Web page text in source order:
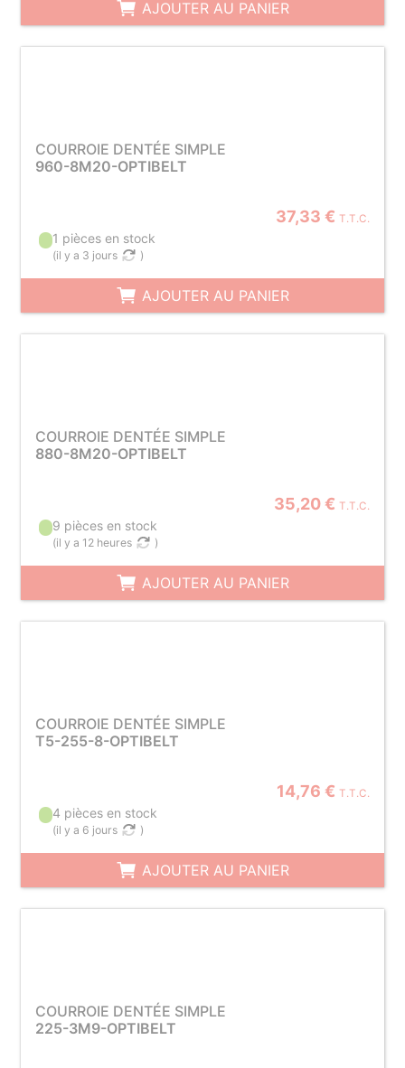
AJOUTER AU PANIER
COURROIE DENTÉE SIMPLE
960-8M20-OPTIBELT
37,33 € T.T.C.
1 pièces en stock
(il y a 3 jours )
AJOUTER AU PANIER
COURROIE DENTÉE SIMPLE
880-8M20-OPTIBELT
35,20 € T.T.C.
9 pièces en stock
(il y a 12 heures )
AJOUTER AU PANIER
COURROIE DENTÉE SIMPLE
T5-255-8-OPTIBELT
14,76 € T.T.C.
4 pièces en stock
(il y a 6 jours )
AJOUTER AU PANIER
COURROIE DENTÉE SIMPLE
225-3M9-OPTIBELT